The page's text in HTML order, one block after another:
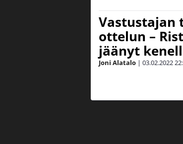
Vastustajan
ottelun –
jäänyt
Joni Alatalo | 03.02.2022